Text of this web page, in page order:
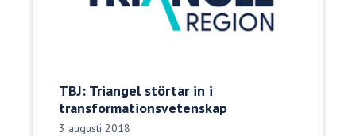
TBJ: Triangel störtar in i
transformationsvetenskap
Publiceringsdatum:
3 augusti 2018